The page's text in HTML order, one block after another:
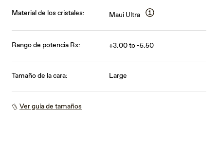
Material de los cristales: Maui Ultra
Rango de potencia Rx: +3.00 to -5.50
Tamaño de la cara: Large
Ver guía de tamaños